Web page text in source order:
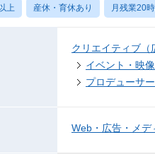
上 産休・育休あり 月残業20
クリエイティブ（
イベント・映
プロデューサ
Web・広告・メデ